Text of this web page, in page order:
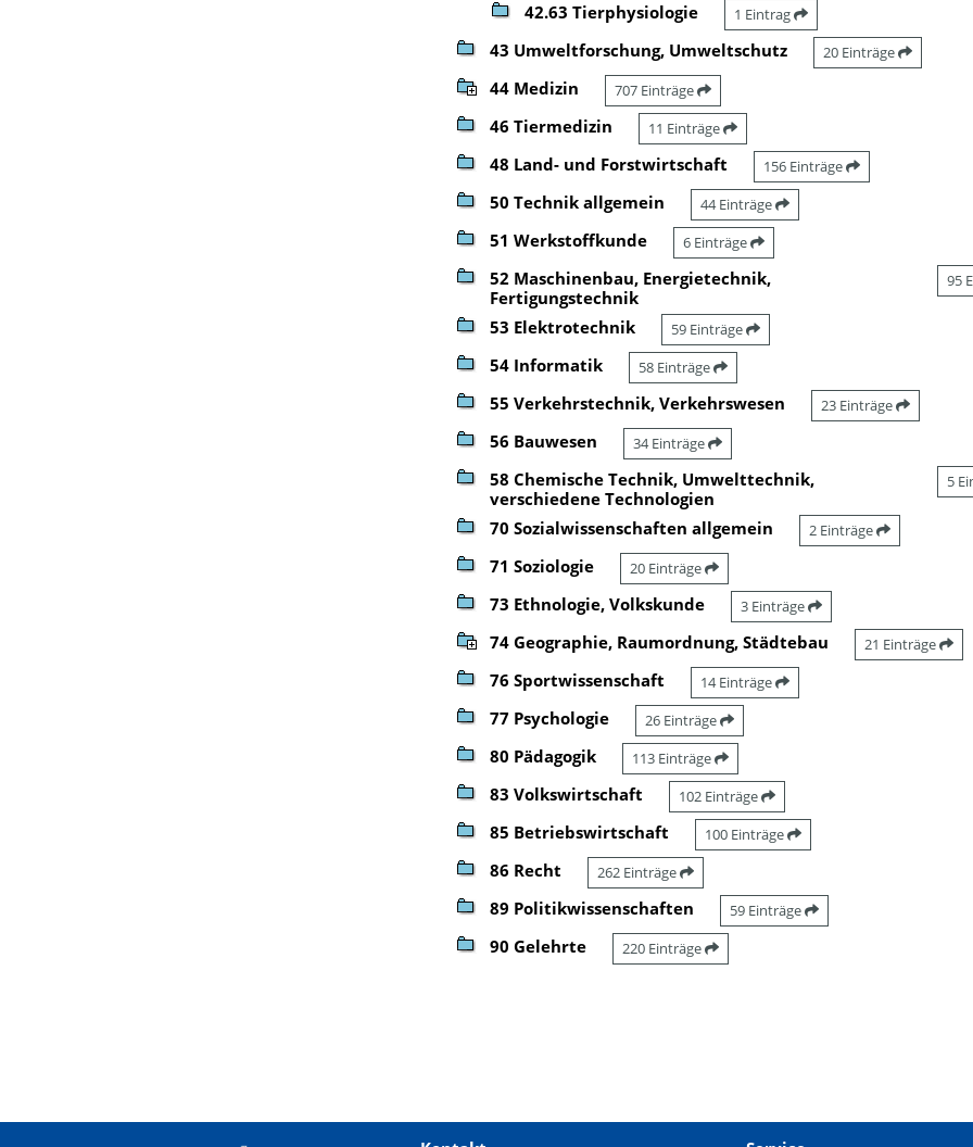
42.63 Tierphysiologie 1 Eintrag
43 Umweltforschung, Umweltschutz 20 Einträge
44 Medizin 707 Einträge
46 Tiermedizin 11 Einträge
48 Land- und Forstwirtschaft 156 Einträge
50 Technik allgemein 44 Einträge
51 Werkstoffkunde 6 Einträge
52 Maschinenbau, Energietechnik,
Fertigungstechnik
95
53 Elektrotechnik 59 Einträge
54 Informatik 58 Einträge
55 Verkehrstechnik, Verkehrswesen 23 Einträge
56 Bauwesen 34 Einträge
58 Chemische Technik, Umwelttechnik,
verschiedene Technologien
5
70 Sozialwissenschaften allgemein 2 Einträge
71 Soziologie 20 Einträge
73 Ethnologie, Volkskunde 3 Einträge
74 Geographie, Raumordnung, Städtebau 21 Einträge
76 Sportwissenschaft 14 Einträge
77 Psychologie 26 Einträge
80 Pädagogik 113 Einträge
83 Volkswirtschaft 102 Einträge
85 Betriebswirtschaft 100 Einträge
86 Recht 262 Einträge
89 Politikwissenschaften 59 Einträge
90 Gelehrte 220 Einträge